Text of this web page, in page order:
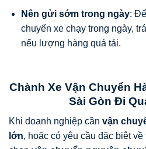
Nên gửi sớm trong ngày:
chuyến xe chạy trong ngày,
nếu lượng hàng quá tải.
Chành Xe Vận Chuyển
Sài Gòn Đi
Khi doanh nghiệp cần vận
lớn, hoặc có yêu cầu đặc biệt